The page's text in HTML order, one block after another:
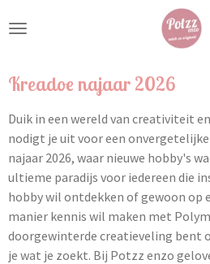
direct
de
hoofdinhoud
Kreadoe najaar 2026
Duik in een wereld van creativiteit
nodigt je uit voor een
najaar 2026, waar nieuwe hobby's
ultieme paradijs voor iedereen die
hobby wil ontdekken of gewoon op
manier kennis wil maken met
doorgewinterde creatieveling bent
je wat je zoekt. Bij Potzz enzo